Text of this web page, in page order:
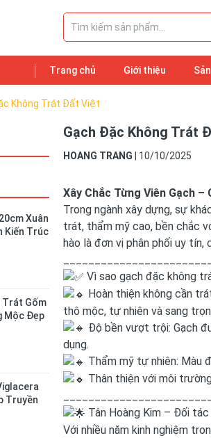
Trang chủ Giới thiệu
Không Trát Đất Việt
Xuân
Kiến Trúc
Trát Gốm
Mộc Đẹp
Truyền
Gạch Đặc Không Trát
HOANG TRANG 10/10/2025
Xây Chắc Từng Viên Gạch
Trong ngành xây dựng, sự
trát, thẩm mỹ cao, bền chắc
hào là đơn vị phân phối uy tín,
Vì sao gạch đặc không
Hoàn thiện không cần
thô mộc, tự nhiên và sang
Độ bền vượt trội: Gạch
dụng.
Thẩm mỹ tự nhiên: Màu
Thân thiện với môi
Tân Hoàng Kim – Đối
Với nhiều năm kinh nghiệm